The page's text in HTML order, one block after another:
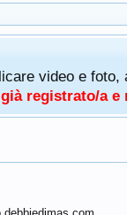
video e
registrato/a